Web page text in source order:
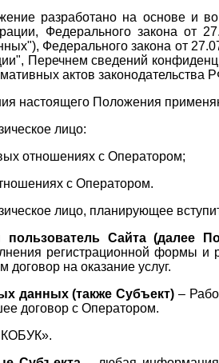
разработано на основе и во
Федерального закона
Федерального закона от
Перечнем сведений
актов законодательства
настоящего Положения
лицо:
отношениях с Оператором;
с Оператором.
лицо, планирующее
пользователь Сайта (далее
регистрационной формы и
договор на оказание услуг.
данных (также Субъект) –
договор с Оператором.
».